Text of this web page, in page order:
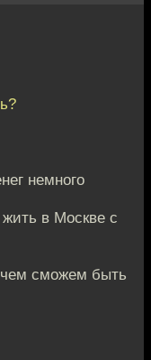
немного
в Москве с
сможем быть